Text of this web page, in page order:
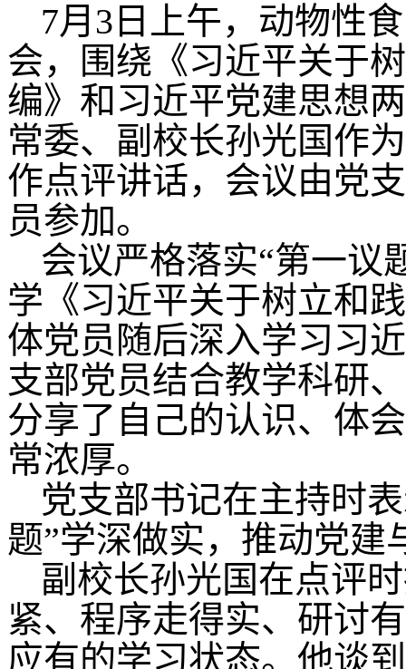
7月3日上午，动物性
会，围绕《习近平关于
编》和习近平党建思想
常委、副校长孙光国作
作点评讲话，会议由党
员参加。
会议严格落实“第一议
学《习近平关于树立和
体党员随后深入学习习
支部党员结合教学科研
分享了自己的认识、体
常浓厚。
党支部书记在主持时
题”学深做实，推动党建
副校长孙光国在点评
紧、程序走得实、研讨
应有的学习状态。他谈